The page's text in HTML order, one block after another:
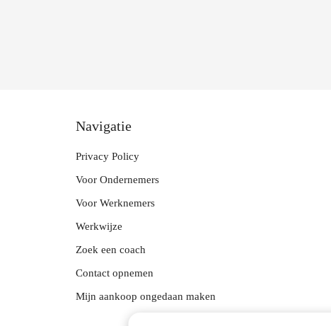
Navigatie
Privacy Policy
Voor Ondernemers
Voor Werknemers
Werkwijze
Zoek een coach
Contact opnemen
Mijn aankoop ongedaan maken